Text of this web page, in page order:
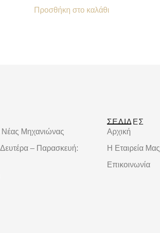
Προσθήκη στο καλάθι
Νέας Μηχανιώνας
Δευτέρα – Παρασκευή:
ΣΕΛΙΔΕΣ
Αρχική
Η Εταιρεία Μας
Επικοινωνία